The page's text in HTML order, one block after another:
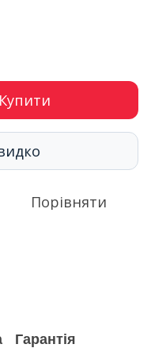
Купити
Порівняти
Гарантія